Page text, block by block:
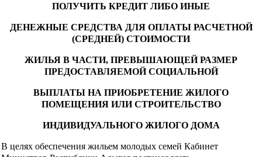
ПОЛУЧИТЬ КРЕДИТ ЛИБО ИНЫЕ
ДЕНЕЖНЫЕ СРЕДСТВА ДЛЯ ОПЛАТЫ РАСЧЕТНОЙ
(СРЕДНЕЙ) СТОИМОСТИ
ЖИЛЬЯ В ЧАСТИ, ПРЕВЫШАЮЩЕЙ РАЗМЕР
ПРЕДОСТАВЛЯЕМОЙ СОЦИАЛЬНОЙ
ВЫПЛАТЫ НА ПРИОБРЕТЕНИЕ ЖИЛОГО
ПОМЕЩЕНИЯ ИЛИ СТРОИТЕЛЬСТВО
ИНДИВИДУАЛЬНОГО ЖИЛОГО ДОМА
В целях обеспечения жильем молодых семей Кабинет